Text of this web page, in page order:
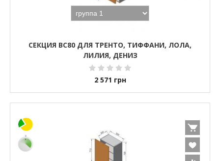
СЕКЦИЯ ВС80 ДЛЯ ТРЕНТО, ТИФФАНИ, ЛОЛА,
ЛИЛИЯ, ДЕНИЗ
2 571 грн